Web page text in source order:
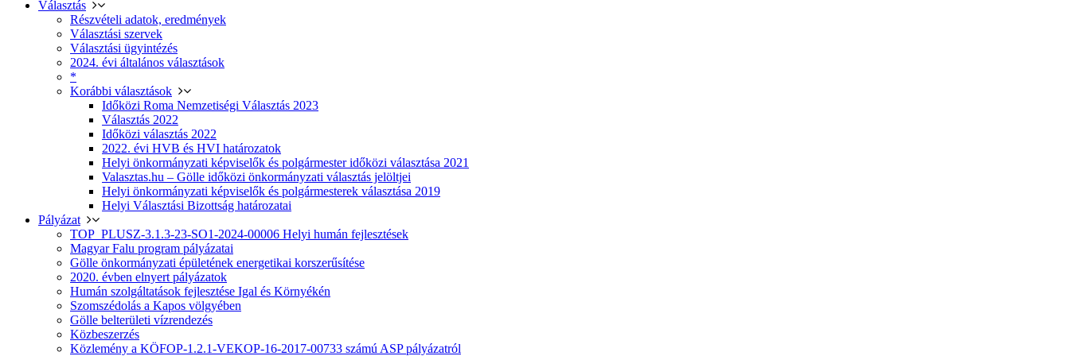
Választás
Részvételi adatok, eredmények
Választási szervek
Választási ügyintézés
2024. évi általános választások
*
Korábbi választások
Időközi Roma Nemzetiségi Választás 2023
Választás 2022
Időközi választás 2022
2022. évi HVB és HVI határozatok
Helyi önkormányzati képviselők és polgármester időközi választása 2021
Valasztas.hu – Gölle időközi önkormányzati választás jelöltjei
Helyi önkormányzati képviselők és polgármesterek választása 2019
Helyi Választási Bizottság határozatai
Pályázat
TOP_PLUSZ-3.1.3-23-SO1-2024-00006 Helyi humán fejlesztések
Magyar Falu program pályázatai
Gölle önkormányzati épületének energetikai korszerűsítése
2020. évben elnyert pályázatok
Humán szolgáltatások fejlesztése Igal és Környékén
Szomszédolás a Kapos völgyében
Gölle belterületi vízrendezés
Közbeszerzés
Közlemény a KÖFOP-1.2.1-VEKOP-16-2017-00733 számú ASP pályázatról